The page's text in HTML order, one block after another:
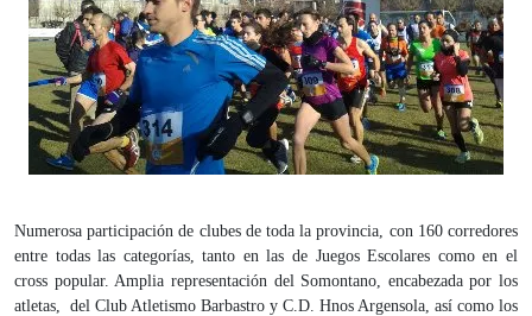
Numerosa participación de clubes de toda la provincia, con 160 corredores
entre todas las categorías, tanto en las de Juegos Escolares como en el
cross popular. Amplia representación del Somontano, encabezada por los
atletas, del Club Atletismo Barbastro y C.D. Hnos Argensola, así como los